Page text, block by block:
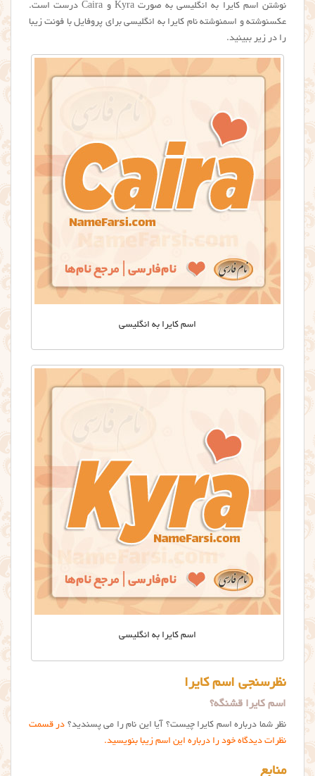
نوشتن اسم کایرا به انگلیسی به صورت Kyra و Caira درست است.
عکسنوشته و اسمنوشته نام کایرا به انگلیسی برای پروفایل با فونت زیبا
را در زیر ببینید.
اسم کایرا به انگلیسی
اسم كايرا به انگلیسی
نظرسنجی اسم کایرا
اسم کایرا قشنگه؟
نظر شما درباره اسم کایرا چیست؟ آیا این نام را می پسندید؟ در قسمت
نظرات دیدگاه خود را درباره این اسم زیبا بنویسید.
منابع